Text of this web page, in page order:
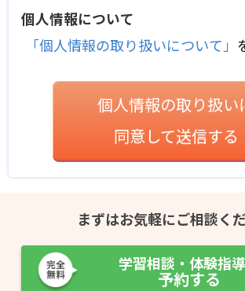
個人情報について
「個人情報の取り扱いについて」
個人情報の取り扱い
同意して送信する
まずはお気軽にご相談く
学習相談・体験指
予約する